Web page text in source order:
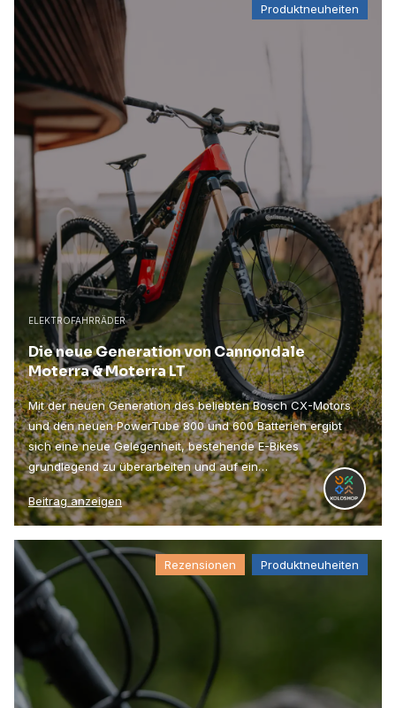
Produktneuheiten
ELEKTROFAHRRÄDER
Die neue Generation von Cannondale
Moterra & Moterra LT
Mit der neuen Generation des beliebten Bosch CX-Motors
und den neuen PowerTube 800 und 600 Batterien ergibt
sich eine neue Gelegenheit, bestehende E-Bikes
grundlegend zu überarbeiten und auf ein…
Beitrag anzeigen
Rezensionen Produktneuheiten